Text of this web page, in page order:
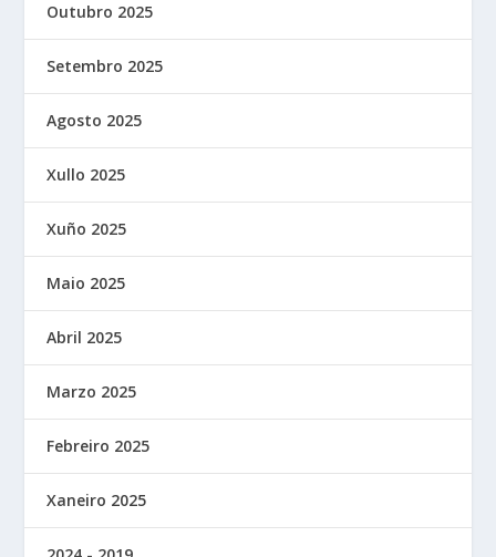
Outubro 2025
Setembro 2025
Agosto 2025
Xullo 2025
Xuño 2025
Maio 2025
Abril 2025
Marzo 2025
Febreiro 2025
Xaneiro 2025